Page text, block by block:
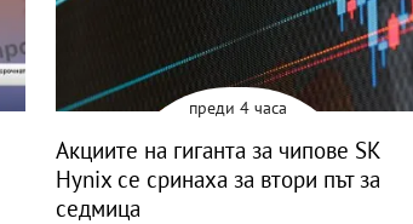
преди 4 часа
Акциите на гиганта за чипове SK
Hynix се сринаха за втори път за
седмица